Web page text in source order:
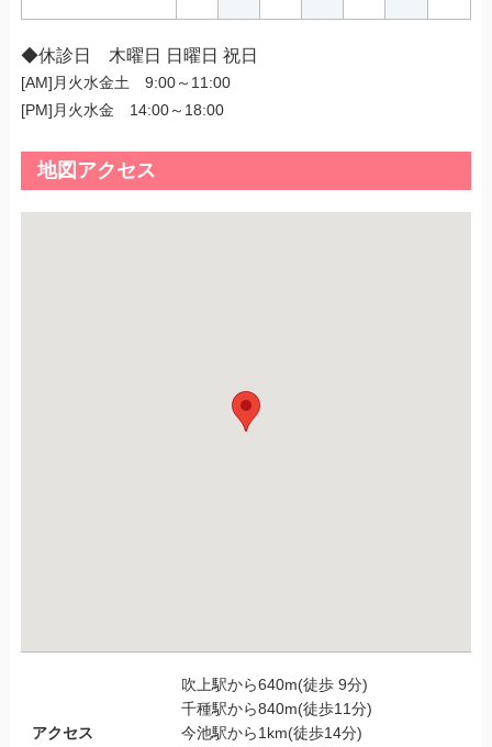
◆休診日 木曜日 日曜日 祝日
[AM]月火水金土 9:00～11:00
[PM]月火水金 14:00～18:00
地図アクセス
アクセス
吹上駅から640m(徒歩 9分)
千種駅から840m(徒歩11分)
今池駅から1km(徒歩14分)